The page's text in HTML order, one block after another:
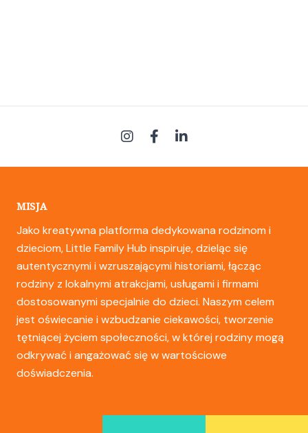
MISJA
Jako kreatywna platforma dedykowana rodzinom i
dzieciom, Little Family Hub inspiruje, dzieląc się
autentycznymi i wzruszającymi historiami, łącząc
rodziny z lokalnymi atrakcjami, usługami i firmami
dostosowanymi specjalnie do dzieci. Naszym celem
jest oświecanie i wzbudzanie ciekawości, tworzenie
tętniącej życiem społeczności, w której rodziny mogą
odkrywać i angażować się w wartościowe
doświadczenia.